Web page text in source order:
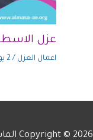
عزل
اعمال العزل / 2 يونيو، 2026
Copyright © 2026 الماسة الإمارتية |تصميم وتطوير شركة